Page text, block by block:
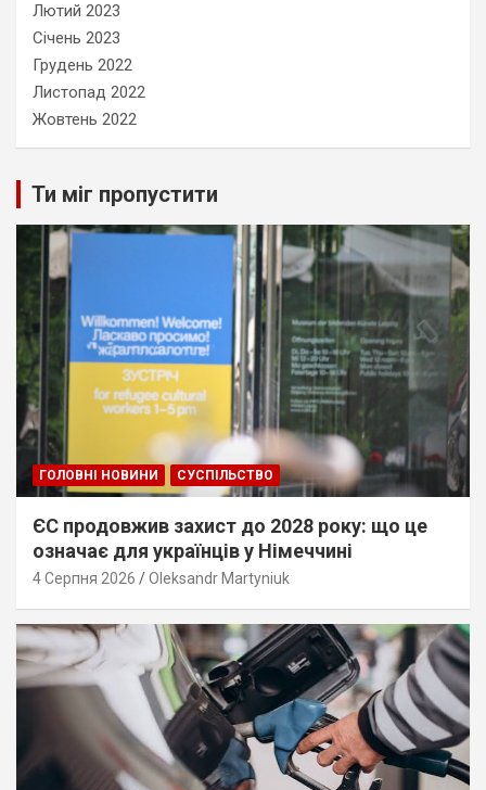
Лютий 2023
Січень 2023
Грудень 2022
Листопад 2022
Жовтень 2022
Ти міг пропустити
ГОЛОВНІ НОВИНИ СУСПІЛЬСТВО
ЄС продовжив захист до 2028 року: що це
означає для українців у Німеччині
4 Серпня 2026 Oleksandr Martyniuk